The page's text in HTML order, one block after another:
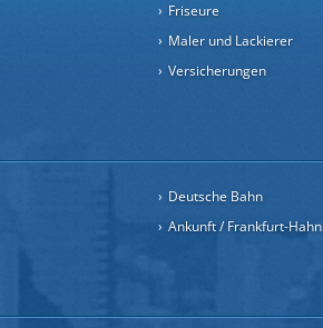
Friseure
Maler und Lackierer
Versicherungen
Deutsche Bahn
Ankunft / Frankfurt-Hahn